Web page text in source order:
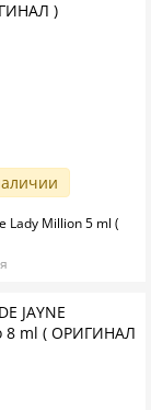
Lady Million 5 ml (